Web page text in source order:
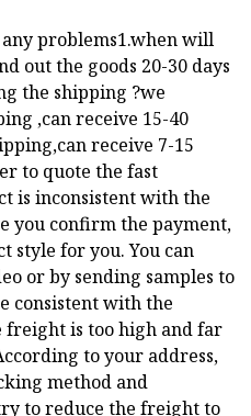
problems1.when will
out the goods 20-30 days
the shipping ?we
,can receive 15-40
receive 7-15
to quote the fast
is inconsistent with the
you confirm the payment,
style for you. You can
or by sending samples to
consistent with the
freight is too high and far
to your address,
method and
to reduce the freight to